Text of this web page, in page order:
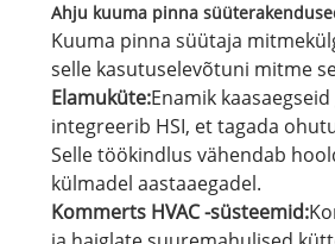
Ahju kuuma pinna
Kuuma pinna süütaja
selle kasutuselevõtuni mitme
Elamuküte:Enamik
integreerib HSI, et tagada
Selle töökindlus vähendab
külmadel aastaaegadel.
Kommerts HVAC -süsteemid: